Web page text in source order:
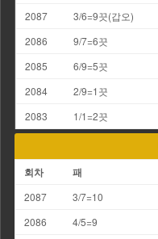
2087 3/6=9끗(갑오)
2086
9/7=6끗
2085
6/9=5끗
2084
2/9=1끗
2083
1/1=2끗
회차 패
2087 3/7=10
2086
4/5=9